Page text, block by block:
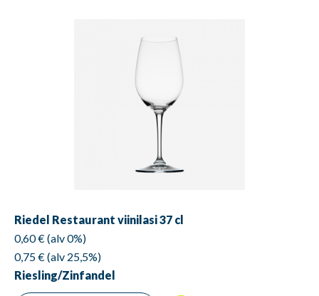
Riedel Restaurant viinilasi 37 cl
0,60 € (alv 0%)
0,75 € (alv 25,5%)
Riesling/Zinfandel